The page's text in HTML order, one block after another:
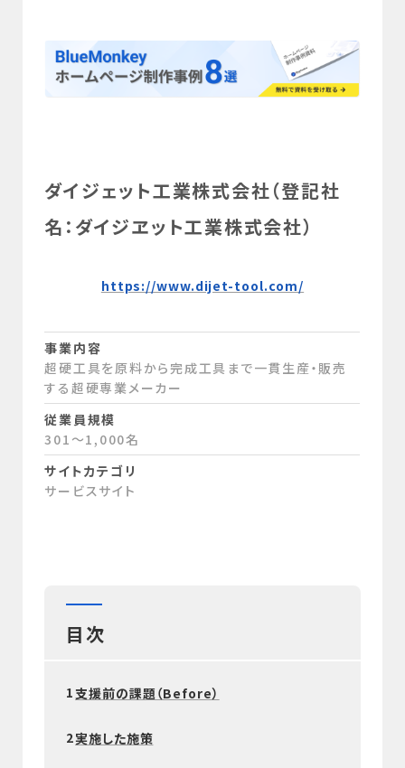
ダイジェット工業株式会社（登記社
名：ダイジヱット工業株式会社）
https://www.dijet-tool.com/
事業内容
超硬工具を原料から完成工具まで一貫生産・販売
する超硬専業メーカー
従業員規模
301～1,000名
サイトカテゴリ
サービスサイト
目次
1支援前の課題（Before）
2実施した施策